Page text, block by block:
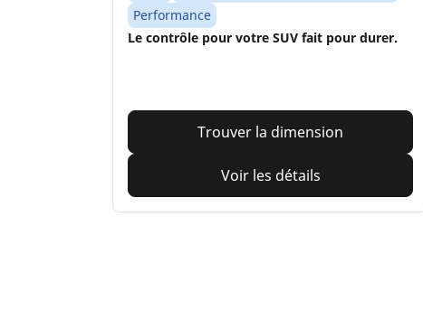
Performance
Le contrôle pour votre SUV fait pour durer.
Trouver la dimension
Voir les détails